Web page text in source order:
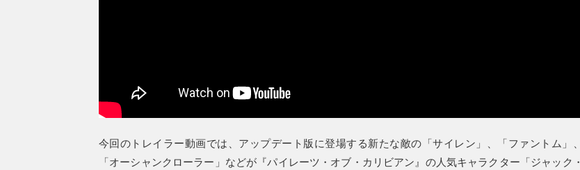
今回のトレイラー動画では、アップデート版に登場する新たな敵の「サイレン」、「ファントム」、
「オーシャンクローラー」などが『パイレーツ・オブ・カリビアン』の人気キャラクター「ジャック・